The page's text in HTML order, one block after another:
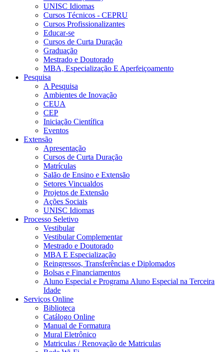
UNISC Idiomas
Cursos Técnicos - CEPRU
Cursos Profissionalizantes
Educar-se
Cursos de Curta Duração
Graduação
Mestrado e Doutorado
MBA, Especialização E Aperfeiçoamento
Pesquisa
A Pesquisa
Ambientes de Inovação
CEUA
CEP
Iniciação Científica
Eventos
Extensão
Apresentação
Cursos de Curta Duração
Matrículas
Salão de Ensino e Extensão
Setores Vincualdos
Projetos de Extensão
Ações Sociais
UNISC Idiomas
Processo Seletivo
Vestibular
Vestibular Complementar
Mestrado e Doutorado
MBA E Especialização
Reingressos, Transferências e Diplomados
Bolsas e Financiamentos
Aluno Especial e Programa Aluno Especial na Terceira
Idade
Serviços Online
Biblioteca
Catálogo Online
Manual de Formatura
Mural Eletrônico
Matriculas / Renovação de Matriculas